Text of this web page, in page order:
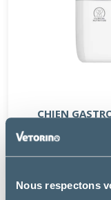
Nous respectons
CHIEN